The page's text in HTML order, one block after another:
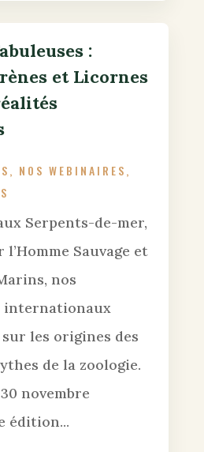
:
et Licornes
, NOS WEBINAIRES,
Serpents-de-mer,
Sauvage et
nos
internationaux
les origines des
de la zoologie.
novembre
édition...